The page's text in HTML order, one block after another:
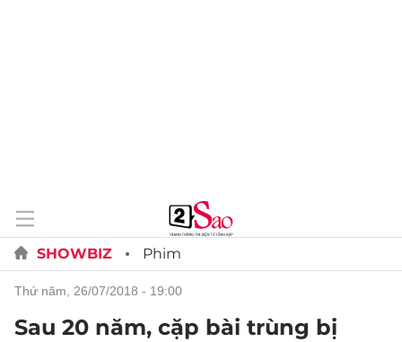
SHOWBIZ Phim
thứ năm, 26/07/2018 - 19:00
Sau 20 năm, cặp bài trùng bị